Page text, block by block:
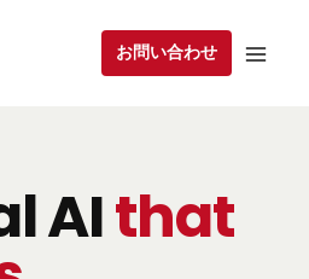
お問い合わせ
AIthat